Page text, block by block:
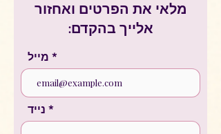
מלאי את הפרטים ואחזור
אלייך בהקדם:
מייל
נייד